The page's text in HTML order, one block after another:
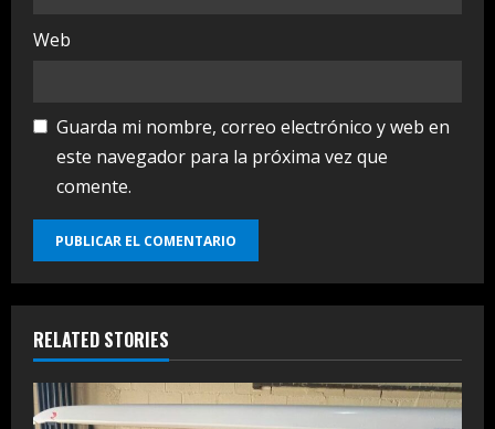
Web
Guarda mi nombre, correo electrónico y web en
este navegador para la próxima vez que
comente.
RELATED STORIES